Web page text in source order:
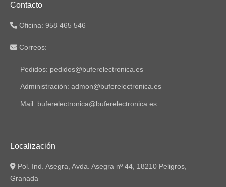
Contacto
Oficina: 958 465 546
Correos:
Pedidos: pedidos@buferelectronica.es
Administración: admon@buferelectronica.es
Mail: buferelectronica@buferelectronica.es
Localización
Pol. Ind. Asegra, Avda. Asegra nº 44, 18210 Peligros,
Granada